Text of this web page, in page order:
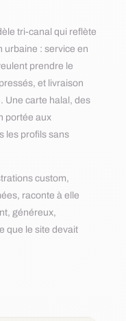
tri-canal qui reflète
urbaine : service en
prendre le
et livraison
Une carte halal, des
portée aux
les profils sans
custom,
raconte à elle
généreux,
que le site devait